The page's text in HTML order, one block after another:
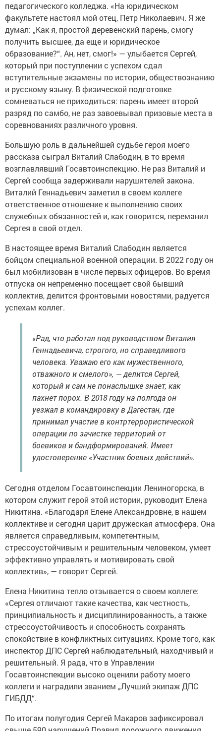
педагогического колледжа. «На юридическом
факультете настоял мой отец, Петр Николаевич. Я же
думал: „Как я, простой деревенский парень, смогу
получить высшее, да еще и юридическое
образование?“. Ан, нет, смог!» — улыбается Сергей,
который при поступлении с успехом сдал
вступительные экзамены по истории, обществознанию
и русскому языку. В физической подготовке
сомневаться не приходиться: парень имеет второй
разряд по самбо, не раз завоевывал призовые места в
соревнованиях различного уровня.
Большую роль в дальнейшей судьбе героя моего
рассказа сыграл Виталий Слабодин, в то время
возглавлявший Госавтоинспекцию. Не раз Виталий и
Сергей сообща задерживали нарушителей закона.
Виталий Геннадьевич заметил в своем коллеге
ответственное отношение к выполнению своих
служебных обязанностей и, как говорится, переманил
Сергея в свой отдел.
В настоящее время Виталий Слабодин является
бойцом специальной военной операции. В 2022 году он
был мобилизован в числе первых офицеров. Во время
отпуска он непременно посещает свой бывший
коллектив, делится фронтовыми новостями, радуется
успехам коллег.
«Рад, что работал под руководством Виталия
Геннадьевича, строгого, но справедливого
человека. Уважаю его как мужественного,
отважного и смелого», — делится Сергей,
который и сам не понаслышке знает, как
пахнет порох. В 2018 году на полгода он
уезжал в командировку в Дагестан, где
принимал участие в контртеррористической
операции по зачистке территорий от
боевиков и бандформирований. Имеет
удостоверение «Участник боевых действий».
Сегодня отделом Госавтоинспекции Лениногорска, в
котором служит герой этой истории, руководит Елена
Никитина. «Благодаря Елене Александровне, в нашем
коллективе и сегодня царит дружеская атмосфера. Она
является справедливым, компетентным,
стрессоустойчивым и решительным человеком, умеет
эффективно управлять и мотивировать свой
коллектив», — говорит Сергей.
Елена Никитина тепло отзывается о своем коллеге:
«Сергея отличают такие качества, как честность,
принципиальность и дисциплинированность, а также
стрессоустойчивость и способность сохранять
спокойствие в конфликтных ситуациях. Кроме того, как
инспектор ДПС Сергей наблюдательный, находчивый и
решительный. Я рада, что в Управлении
Госавтоинспекции высоко оценили работу моего
коллеги и наградили званием „Лучший экипаж ДПС
ГИБДД“.
По итогам полугодия Сергей Макаров зафиксировал